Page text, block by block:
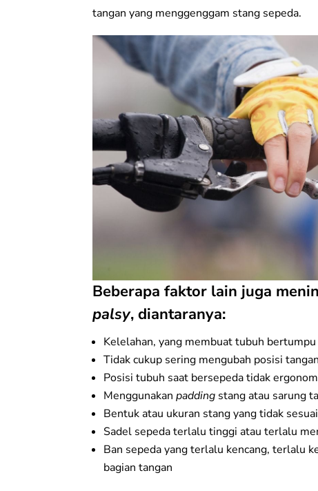
tangan yang menggenggam stang sepeda.
Beberapa faktor lain juga
palsy, diantaranya:
Kelelahan, yang membuat tubuh
Tidak cukup sering mengubah posisi
Posisi tubuh saat bersepeda tidak
Menggunakanpadding stang atau sarung
Bentuk atau ukuran stang yang tidak sesuai
Sadel sepeda terlalu tinggi atau terlalu
Ban sepeda yang terlalu kencang, terlalu
bagian tangan